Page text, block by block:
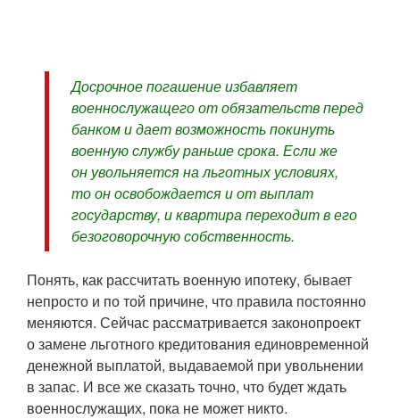
Досрочное погашение избавляет
военнослужащего от обязательств перед
банком и дает возможность покинуть
военную службу раньше срока. Если же
он увольняется на льготных условиях,
то он освобождается и от выплат
государству, и квартира переходит в его
безоговорочную собственность.
Понять, как рассчитать военную ипотеку, бывает
непросто и по той причине, что правила постоянно
меняются. Сейчас рассматривается законопроект
о замене льготного кредитования единовременной
денежной выплатой, выдаваемой при увольнении
в запас. И все же сказать точно, что будет ждать
военнослужащих, пока не может никто.